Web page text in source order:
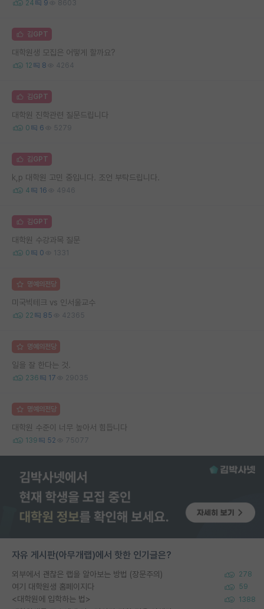
24 9 8603
김GPT
대학원생 모집은 어떻게 할까요?
12 8 4264
김GPT
대학원 진학관련 질문드립니다
0 6 5279
김GPT
k,p 대학원 고민 중입니다. 조언 부탁드립니다.
4 16 4946
김GPT
대학원 수강과목 질문
0 0 1331
명예의전당
미국빅테크 vs 인서울교수
22 85 42365
명예의전당
일을 잘 한다는 것.
236 17 29035
명예의전당
대학원 수준이 너무 높아서 힘듭니다
139 52 75077
자유 게시판(아무개랩)에서 핫한 인기글은?
외부에서 괜찮은 랩을 알아보는 방법 (장문주의) 278
여기 대학원생 홈페이지다 59
<대학원에 입학하는 법> 1388